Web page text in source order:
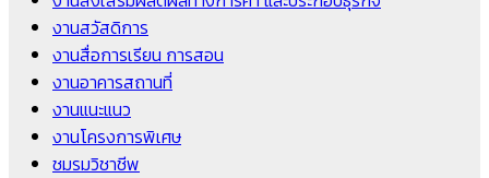
งานสวัสดิการ
งานสื่อการเรียน การสอน
งานอาคารสถานที่
งานแนะแนว
งานโครงการพิเศษ
ชมรมวิชาชีพ